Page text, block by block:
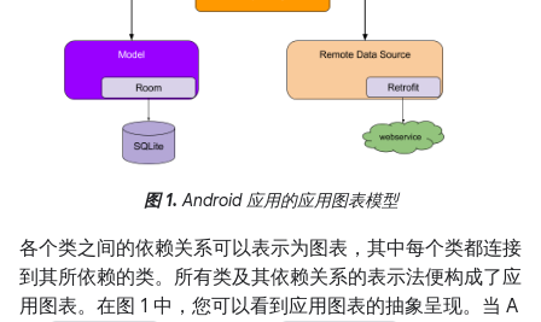
图 1. Android 应用的应用图表模型
各个类之间的依赖关系可以表示为图表，其中每个类都连接
到其所依赖的类。所有类及其依赖关系的表示法便构成了应
用图表。 在图 1 中，您可以看到应用图表的抽象呈现。当 A